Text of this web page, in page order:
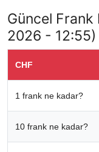
Güncel Frank
2026 - 12:55)
CHF
1 frank ne kadar?
10 frank ne kadar?